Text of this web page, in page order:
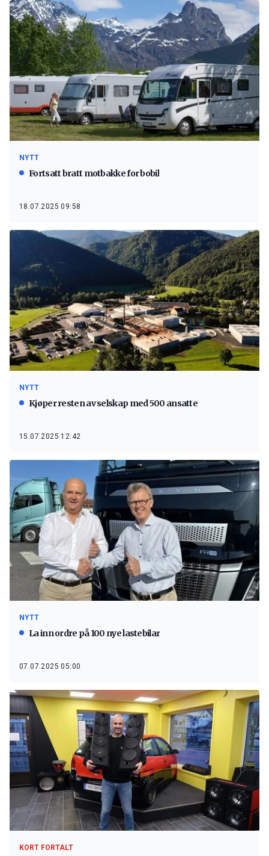
NYTT
Fortsatt bratt motbakke for bobil
18.07.2025 09:58
NYTT
Kjøper resten av selskap med 500 ansatte
15.07.2025 12:42
NYTT
La inn ordre på 100 nye lastebilar
07.07.2025 05:00
KORT FORTALT